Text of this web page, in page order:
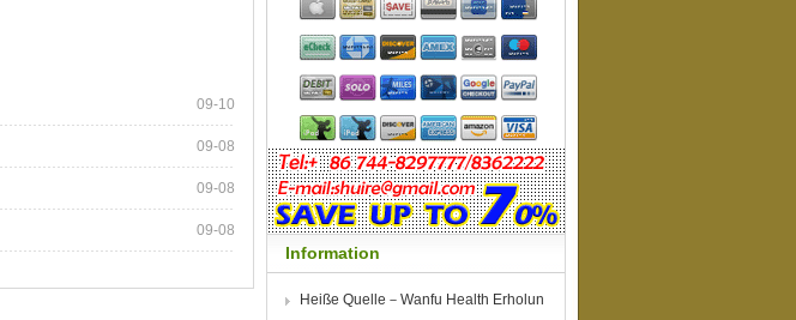
09-10
09-08
09-08
09-08
Information
Heiße Quelle－Wanfu Health Erholun